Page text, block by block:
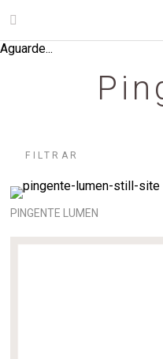
Aguarde...
FILTRAR
PINGENTE LUMEN